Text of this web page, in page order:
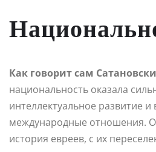
Как говорит сам
национальность оказала
интеллектуальное развитие и
международные отношения.
история евреев, с их